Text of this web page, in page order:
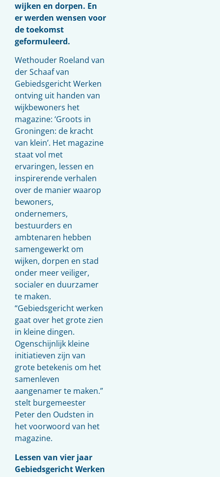
wijken en dorpen. En
er werden wensen voor
de toekomst
geformuleerd.
Wethouder Roeland van
der Schaaf van
Gebiedsgericht Werken
ontving uit handen van
wijkbewoners het
magazine: ‘Groots in
Groningen: de kracht
van klein’. Het magazine
staat vol met
ervaringen, lessen en
inspirerende verhalen
over de manier waarop
bewoners,
ondernemers,
bestuurders en
ambtenaren hebben
samengewerkt om
wijken, dorpen en stad
onder meer veiliger,
socialer en duurzamer
te maken.
“Gebiedsgericht werken
gaat over het grote zien
in kleine dingen.
Ogenschijnlijk kleine
initiatieven zijn van
grote betekenis om het
samenleven
aangenamer te maken.”
stelt burgemeester
Peter den Oudsten in
het voorwoord van het
magazine.
Lessen van vier jaar
Gebiedsgericht Werken